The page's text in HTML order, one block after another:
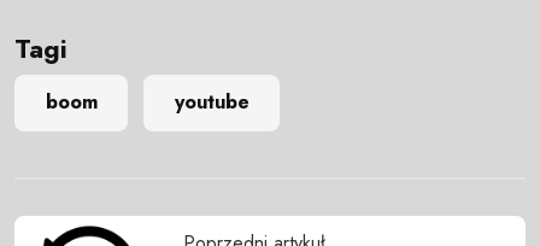
Tagi
boom youtube